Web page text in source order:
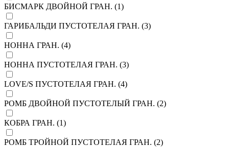
БИСМАРК ДВОЙНОЙ ГРАН. (1)
ГАРИБАЛЬДИ ПУСТОТЕЛАЯ ГРАН. (3)
НОННА ГРАН. (4)
НОННА ПУСТОТЕЛАЯ ГРАН. (3)
LOVE/S ПУСТОТЕЛАЯ ГРАН. (4)
РОМБ ДВОЙНОЙ ПУСТОТЕЛЫЙ ГРАН. (2)
КОБРА ГРАН. (1)
РОМБ ТРОЙНОЙ ПУСТОТЕЛАЯ ГРАН. (2)